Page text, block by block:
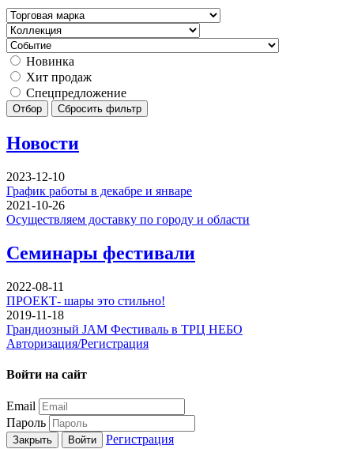
Новинка
Хит продаж
Спецпредложение
Отбор Сбросить фильтр
Новости
2023-12-10
График работы в декабре и январе
2021-10-26
Осуществляем доставку по городу и области
Семинары фестивали
2022-08-11
ПРОЕКТ- шары это стильно!
2019-11-18
Грандиозный JAM Фестиваль в ТРЦ НЕБО
Авторизация/Регистрация
Войти на сайт
Email
Пароль
Закрыть Войти Регистрация